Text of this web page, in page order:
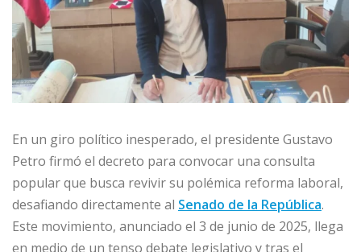
En un giro político inesperado, el presidente Gustavo
Petro firmó el decreto para convocar una consulta
popular que busca revivir su polémica reforma laboral,
desafiando directamente al Senado de la República.
Este movimiento, anunciado el 3 de junio de 2025, llega
en medio de un tenso debate legislativo y tras el